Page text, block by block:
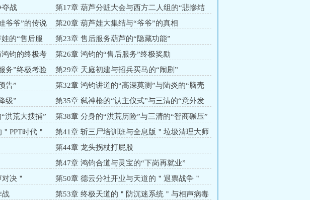
夺战
第17章 葫芦分赃大会与西方二人组的“悲惨结
局”
爷爷”的传说
第20章 葫芦娃大集结与“爷爷”的真相
的“售后服
第23章 售后服务葫芦的“隐藏功能”
钧的终极考
第26章 鸿钧的“售后服务”终极奖励
务”终极考验
第29章 天庭初建与招兵买马的“闹剧”
告”
第32章 鸿钧讲道的“高深莫测”与陆炎的“脑壳
疼”
级”
第35章 弑神枪的“认主仪式”与三清的“意外发
现”
洪荒大搜捕”
第38章 分身的“洪荒历险”与三清的“智商碾压”
PPT时代＂
第41章 斩三尸培训班与全息版＂垃圾清理大师
＂第44章 龙头拐杖打屁股
第47章 鸿钧合道与灵宝的“下岗再就业”
决＂
第50章 德云分社开业与天道的＂退票战争＂
战
第53章 终极天道的＂防沉迷系统＂与相声病毒